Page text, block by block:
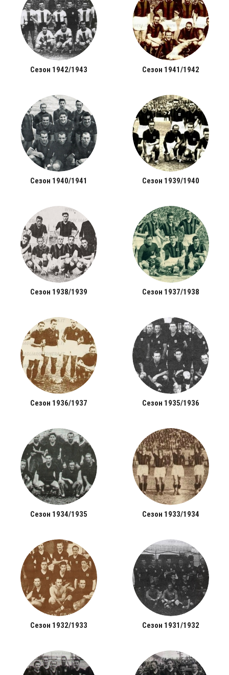
Сезон 1942/1943 Сезон 1941/1942
Сезон 1940/1941 Сезон 1939/1940
Сезон 1938/1939 Сезон 1937/1938
Сезон 1936/1937 Сезон 1935/1936
Сезон 1934/1935 Сезон 1933/1934
Сезон 1932/1933 Сезон 1931/1932